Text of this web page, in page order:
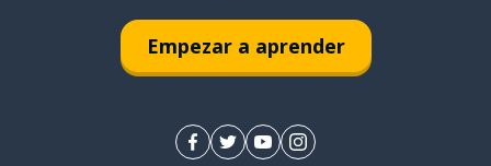
Empezar a aprender